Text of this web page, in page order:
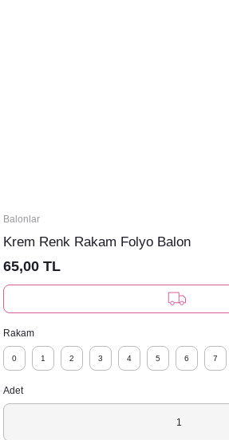
Balonlar
Krem Renk Rakam Folyo Balon
65,00 TL
Rakam
0 1 2 3 4 5 6 7
Adet